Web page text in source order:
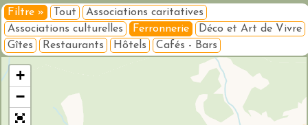
Filtre » Tout
Associations caritatives
Associations culturelles
Ferronnerie
Déco et Art de Vivre
Gîtes
Restaurants Hôtels Cafés - Bars
Veuillez patienter pendant le chargement de la carte...
+
−